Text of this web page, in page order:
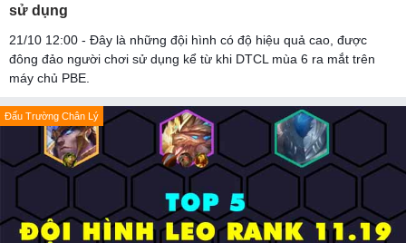
sử dụng
21/10 12:00 - Đây là những đội hình có độ hiệu quả cao, được
đông đảo người chơi sử dụng kể từ khi DTCL mùa 6 ra mắt trên
máy chủ PBE.
Đấu Trường Chân Lý